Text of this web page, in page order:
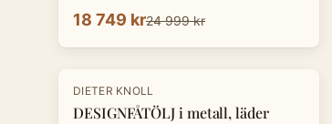
18 749 kr24 999 kr
-25%
DIETER KNOLL
DESIGNFÅTÖLJ i metall, läder